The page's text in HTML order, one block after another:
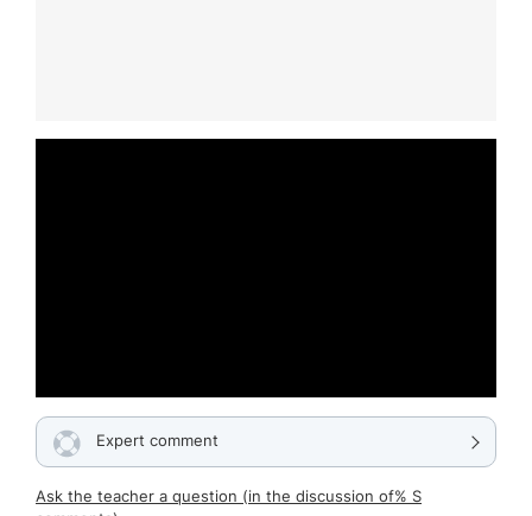
Expert comment
Ask the teacher a question (in the discussion of% S